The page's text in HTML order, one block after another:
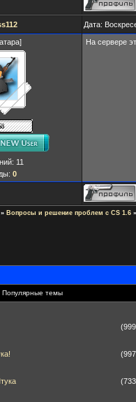
Дата:
11
0
На сервере
» Вопросы и решение проблем с CS 1.6 »
Популярные темы